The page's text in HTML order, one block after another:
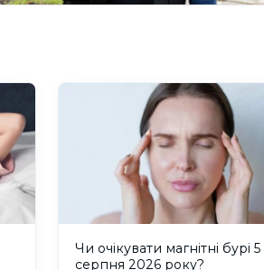
Чи очікувати магнітні бурі 5
серпня 2026 року?